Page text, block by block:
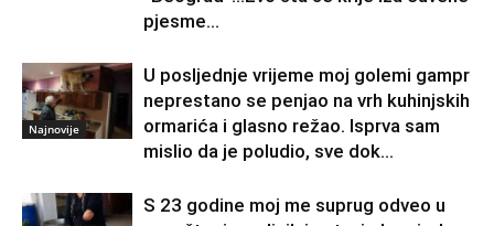
pjesme...
Najnovije
U posljednje vrijeme moj golemi gampr
neprestano se penjao na vrh kuhinjskih
ormarića i glasno režao. Isprva sam
mislio da je poludio, sve dok...
S 23 godine moj me suprug odveo u